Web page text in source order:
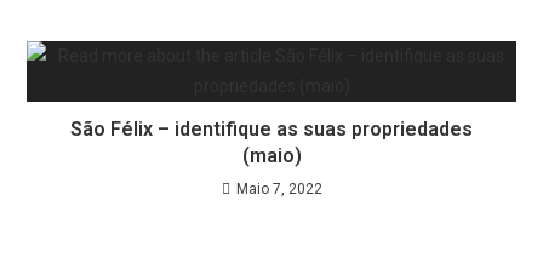
São Félix – identifique as suas propriedades
(maio)
Maio 7, 2022